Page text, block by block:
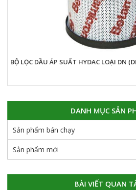
BỘ LỌC DẦU ÁP SUẤT HYDAC LOẠI DN
DANH MỤC SẢN
Sản phẩm bán chạy
Sản phẩm mới
BÀI VIẾT QUAN